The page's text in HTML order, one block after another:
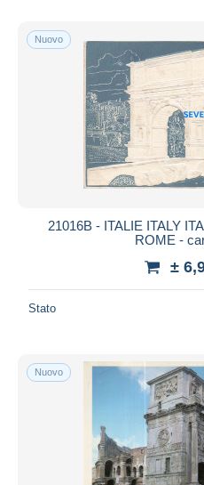
Spedizione gratuita
Metodi di pagamento
PayPal
Bonifico bancario
Visa
Mastercard
Bancontact
Maestro
Residenza del venditore
Nuovo
21016B - ITALIE ITALY
ROME -
±
Stato
Nuovo